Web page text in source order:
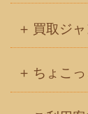
買取ジ
ちょこ